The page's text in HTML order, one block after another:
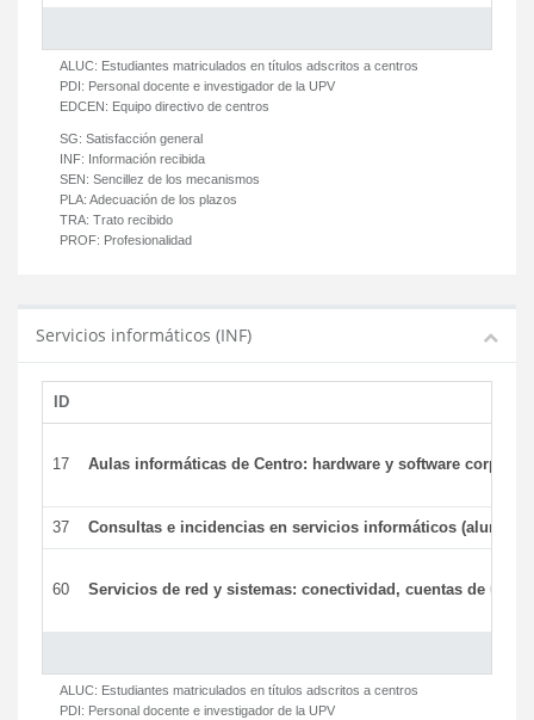
ALUC: Estudiantes matriculados en títulos adscritos a centros
PDI: Personal docente e investigador de la UPV
EDCEN: Equipo directivo de centros
SG: Satisfacción general
INF: Información recibida
SEN: Sencillez de los mecanismos
PLA: Adecuación de los plazos
TRA: Trato recibido
PROF: Profesionalidad
Servicios informáticos (INF)
ID
17 Aulas informáticas de Centro: hardware y software
37 Consultas e incidencias en servicios informáticos (alumnos)
60 Servicios de red y sistemas: conectividad, cuentas de
ALUC: Estudiantes matriculados en títulos adscritos a centros
PDI: Personal docente e investigador de la UPV